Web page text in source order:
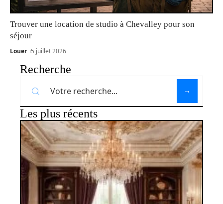
Trouver une location de studio à Chevalley pour son
séjour
Louer 5 juillet 2026
Recherche
Les plus récents